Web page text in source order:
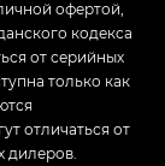
офертой,
кодекса
от серийных
только как
отличаться от
дилеров.